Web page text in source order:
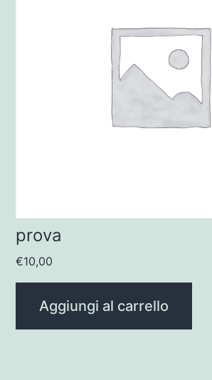
prova
€10,00
Aggiungi al carrello